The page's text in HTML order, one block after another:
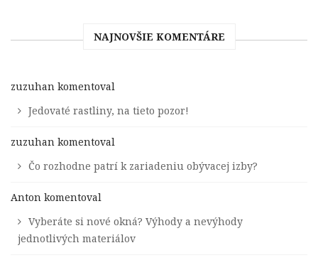
NAJNOVŠIE KOMENTÁRE
zuzuhan komentoval
Jedovaté rastliny, na tieto pozor!
zuzuhan komentoval
Čo rozhodne patrí k zariadeniu obývacej izby?
Anton komentoval
Vyberáte si nové okná? Výhody a nevýhody
jednotlivých materiálov